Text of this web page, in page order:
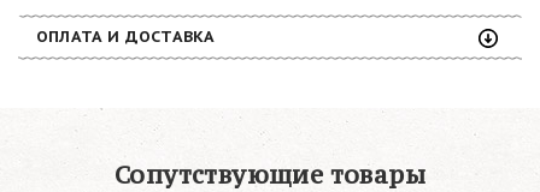
ОПЛАТА И ДОСТАВКА
Сопутствующие товары